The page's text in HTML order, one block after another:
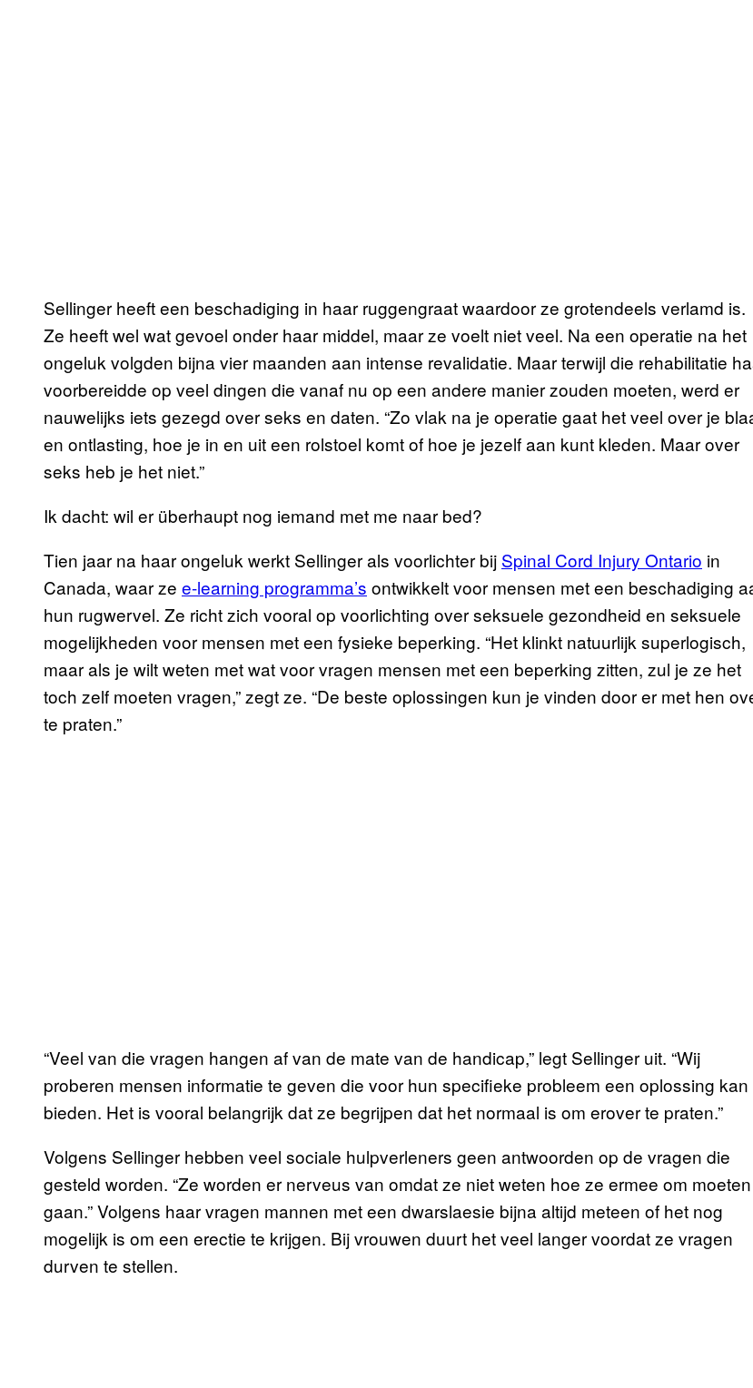
Sellinger heeft een beschadiging in haar ruggengraat waardoor ze grotendeels verlamd is.
Ze heeft wel wat gevoel onder haar middel, maar ze voelt niet veel. Na een operatie na het
ongeluk volgden bijna vier maanden aan intense revalidatie. Maar terwijl die rehabilitatie
voorbereidde op veel dingen die vanaf nu op een andere manier zouden moeten, werd er
nauwelijks iets gezegd over seks en daten. “Zo vlak na je operatie gaat het veel over je
en ontlasting, hoe je in en uit een rolstoel komt of hoe je jezelf aan kunt kleden. Maar over
seks heb je het niet.”
Ik dacht: wil er überhaupt nog iemand met me naar bed?
Tien jaar na haar ongeluk werkt Sellinger als voorlichter bij Spinal Cord Injury Ontario in
Canada, waar ze e-learning programma’s ontwikkelt voor mensen met een beschadiging
hun rugwervel. Ze richt zich vooral op voorlichting over seksuele gezondheid en seksuele
mogelijkheden voor mensen met een fysieke beperking. “Het klinkt natuurlijk superlogisch,
maar als je wilt weten met wat voor vragen mensen met een beperking zitten, zul je ze het
toch zelf moeten vragen,” zegt ze. “De beste oplossingen kun je vinden door er met hen
te praten.”
“Veel van die vragen hangen af van de mate van de handicap,” legt Sellinger uit. “Wij
proberen mensen informatie te geven die voor hun specifieke probleem een oplossing kan
bieden. Het is vooral belangrijk dat ze begrijpen dat het normaal is om erover te praten.”
Volgens Sellinger hebben veel sociale hulpverleners geen antwoorden op de vragen die
gesteld worden. “Ze worden er nerveus van omdat ze niet weten hoe ze ermee om moeten
gaan.” Volgens haar vragen mannen met een dwarslaesie bijna altijd meteen of het nog
mogelijk is om een erectie te krijgen. Bij vrouwen duurt het veel langer voordat ze vragen
durven te stellen.